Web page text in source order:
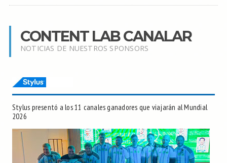
CONTENT LAB CANALAR
NOTICIAS DE NUESTROS SPONSORS
Stylus presentó a los 11 canales ganadores que viajarán al Mundial
2026